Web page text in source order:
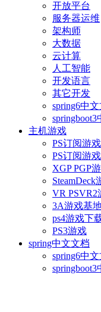
开放平台
服务器运维
架构师
大数据
云计算
人工智能
开发语言
其它开发
spring6中
主机游戏
PS订阅游
PS订阅游
XGP PGP
SteamDeck
VR PSVR2
3A游戏基
ps4游戏下
PS3游戏
spring中文文档
spring6中